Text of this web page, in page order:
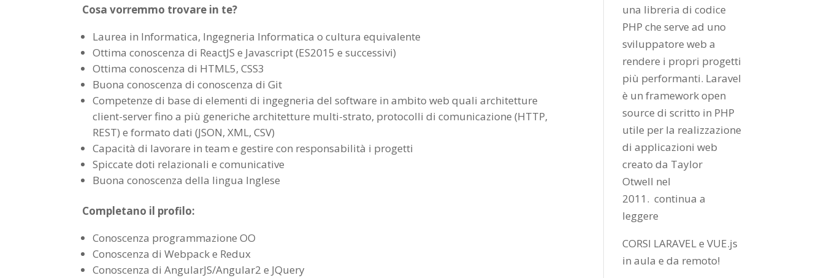
Cosa vorremmo trovare in te?
Laurea in Informatica, Ingegneria Informatica o cultura equivalente
Ottima conoscenza di ReactJS e Javascript (ES2015 e successivi)
Ottima conoscenza di HTML5, CSS3
Buona conoscenza di conoscenza di Git
Competenze di base di elementi di ingegneria del software in ambito web quali architetture
client-server fino a più generiche architetture multi-strato, protocolli di comunicazione (HTTP,
REST) e formato dati (JSON, XML, CSV)
Capacità di lavorare in team e gestire con responsabilità i progetti
Spiccate doti relazionali e comunicative
Buona conoscenza della lingua Inglese
Completano il profilo:
Conoscenza programmazione OO
Conoscenza di Webpack e Redux
Conoscenza di AngularJS/Angular2 e JQuery
una libreria di codice
PHP che serve ad uno
sviluppatore web a
rendere i propri progetti
più performanti. Laravel
è un framework open
source di scritto in PHP
utile per la realizzazione
di applicazioni web
creato da Taylor
Otwell nel
2011.continua a
leggere
CORSI LARAVEL e VUE.js
in aula e da remoto!